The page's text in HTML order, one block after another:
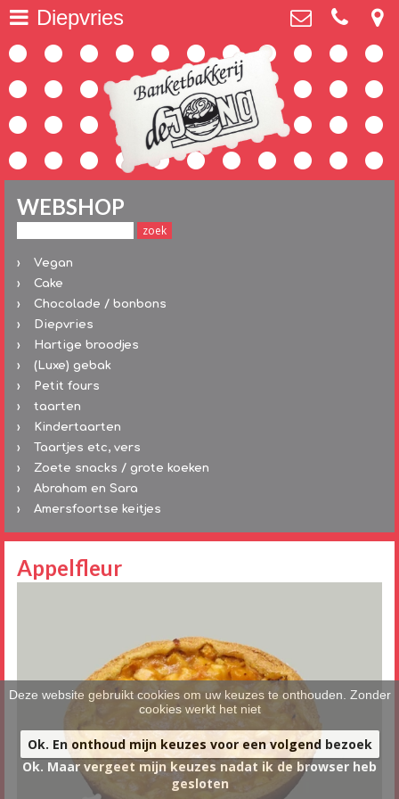
Over ons >
Webshop >
Amersfoortse keitjes >
Spaarkaart >
Vegan
Hartige broodjes
Taarten
Kindertaarten
Banketbakkerij De Jong
Utrechtseweg 53, 3818 EA Amersfoort
033-4616730
dejong@banket.nl
Diepvries
WEBSHOP
Vegan
Cake
Chocolade / bonbons
Diepvries
Hartige broodjes
(Luxe) gebak
Petit fours
taarten
Kindertaarten
Taartjes etc, vers
Zoete snacks / grote koeken
Abraham en Sara
Amersfoortse keitjes
Appelfleur
Deze website gebruikt cookies om uw keuzes te onthouden. Zonder
cookies werkt het niet
Ok. En onthoud mijn keuzes voor een volgend bezoek
Ok. Maar vergeet mijn keuzes nadat ik de browser heb
gesloten